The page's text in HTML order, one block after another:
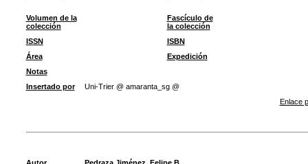
Volumen de la
colección
Fascículo de
la colección
ISSN
ISBN
Área
Expedición
Notas
Insertado por
Uni-Trier @ amaranta_sg @
Enlace